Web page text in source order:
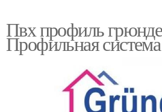
Пвх профиль
Профильная